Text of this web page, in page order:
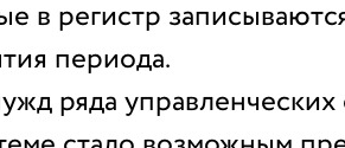
в регистр
периода.
ряда управленческих